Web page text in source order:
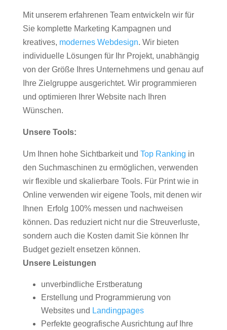
Mit unserem erfahrenen Team entwickeln wir für
Sie komplette Marketing Kampagnen und
kreatives, modernes Webdesign. Wir bieten
individuelle Lösungen für Ihr Projekt, unabhängig
von der Größe Ihres Unternehmens und genau auf
Ihre Zielgruppe ausgerichtet. Wir programmieren
und optimieren Ihrer Website nach Ihren
Wünschen.
Unsere Tools:
Um Ihnen hohe Sichtbarkeit und Top Ranking in
den Suchmaschinen zu ermöglichen, verwenden
wir flexible und skalierbare Tools. Für Print wie in
Online verwenden wir eigene Tools, mit denen wir
Ihnen Erfolg 100% messen und nachweisen
können. Das reduziert nicht nur die Streuverluste,
sondern auch die Kosten damit Sie können Ihr
Budget gezielt ensetzen können.
Unsere Leistungen
unverbindliche Erstberatung
Erstellung und Programmierung von
Websites und Landingpages
Perfekte geografische Ausrichtung auf Ihre